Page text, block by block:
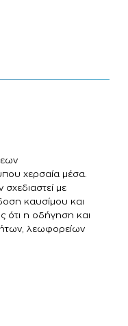
χερσαία μέσα.
με
καυσίμου και
ότι η οδήγηση και
λεωφορείων